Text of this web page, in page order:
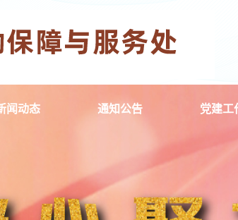
闻动态 通知公告 党建工